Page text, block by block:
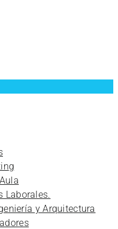
Laborales.
y Arquitectura